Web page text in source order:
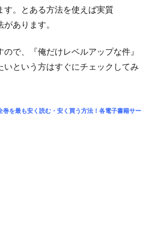
す。とある方法を使えば実質
あります。
で、『俺だけレベルアップな件』
という方はすぐにチェックしてみ
巻を最も安く読む・安く買う方法！各電子書籍サー